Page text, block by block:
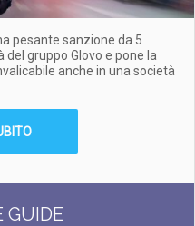
pesante sanzione da 5
gruppo Glovo e pone la
anche in una società
GUIDE